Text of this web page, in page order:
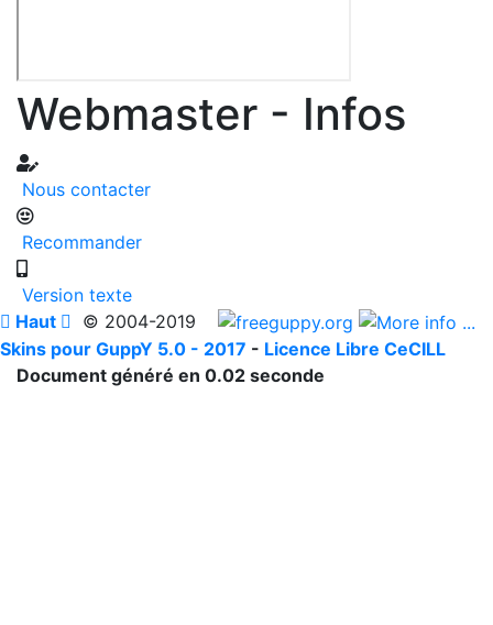
Webmaster - Infos
Nous contacter
Recommander
Version texte
 Haut  © 2004-2019
Skins pour GuppY 5.0 - 2017 - Licence Libre CeCILL
Document généré en 0.02 seconde